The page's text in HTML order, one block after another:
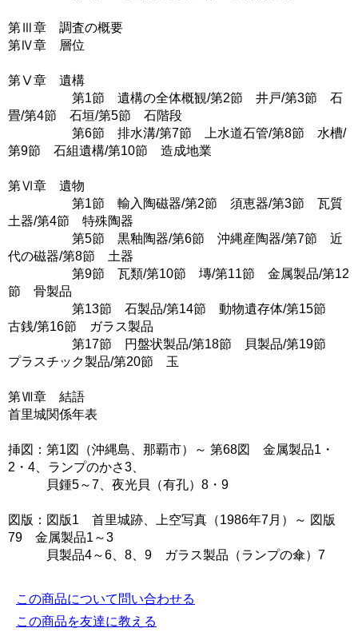
第Ⅲ章 調査の概要
第Ⅳ章 層位
第Ⅴ章 遺構
第1節 遺構の全体概観/第2節 井戸/第3節 石
畳/第4節 石垣/第5節 石階段
第6節 排水溝/第7節 上水道石管/第8節 水槽/
第9節 石組遺構/第10節 造成地業
第Ⅵ章 遺物
第1節 輸入陶磁器/第2節 須恵器/第3節 瓦質
土器/第4節 特殊陶器
第5節 黒釉陶器/第6節 沖縄産陶器/第7節 近
代の磁器/第8節 土器
第9節 瓦類/第10節 塼/第11節 金属製品/第12
節 骨製品
第13節 石製品/第14節 動物遺存体/第15節
古銭/第16節 ガラス製品
第17節 円盤状製品/第18節 貝製品/第19節
プラスチック製品/第20節 玉
第Ⅶ章 結語
首里城関係年表
挿図：第1図（沖縄島、那覇市）～ 第68図 金属製品1・
2・4、ランプのかさ3、
貝鍾5～7、夜光貝（有孔）8・9
図版：図版1 首里城跡、上空写真（1986年7月）～ 図版
79 金属製品1～3
貝製品4～6、8、9 ガラス製品（ランプの傘）7
この商品について問い合わせる
この商品を友達に教える